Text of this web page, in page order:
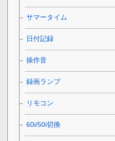
サマータイム
日付記録
操作音
録画ランプ
リモコン
60i/50i切換